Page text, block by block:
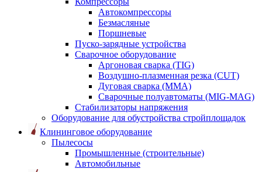
Автокомпрессоры
Безмасляные
Поршневые
Пуско-зарядные устройства
Сварочное оборудование
Аргоновая сварка (TIG)
Воздушно-плазменная резка (CUT)
Дуговая сварка (ММА)
Сварочные полуавтоматы (MIG-MAG)
Стабилизаторы напряжения
Оборудование для обустройства стройплощадок
Клининговое оборудование
Пылесосы
Промышленные (строительные)
Автомобильные